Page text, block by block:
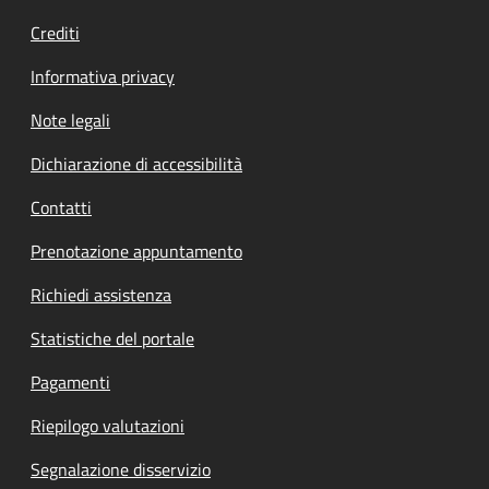
Crediti
Informativa privacy
Note legali
Dichiarazione di accessibilità
Contatti
Prenotazione appuntamento
Richiedi assistenza
Statistiche del portale
Pagamenti
Riepilogo valutazioni
Segnalazione disservizio